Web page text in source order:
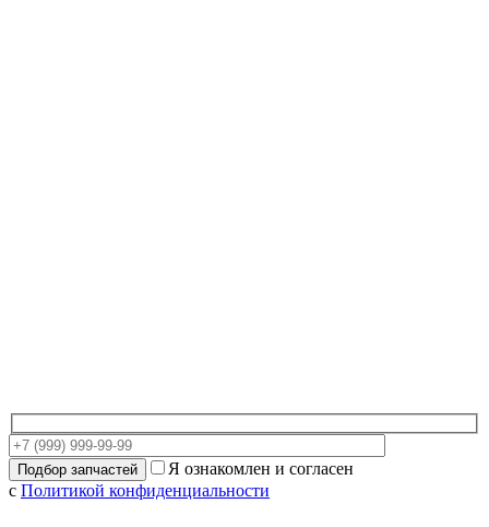
Я ознакомлен и согласен
с Политикой конфиденциальности